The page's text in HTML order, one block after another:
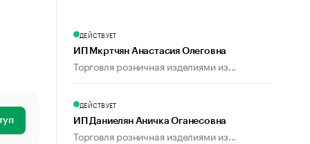
ДЕЙСТВУЕТ
ИП Мкртчян Анастасия Олеговна
Торговля розничная изделиями из...
ДЕЙСТВУЕТ
ИП Даниелян Аничка Оганесовна
Торговля розничная изделиями из...